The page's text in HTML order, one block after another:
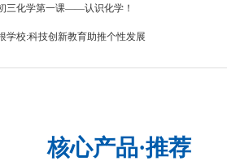
三化学第一课——认识化学！
学校:科技创新教育助推个性发展
核心产品·推荐